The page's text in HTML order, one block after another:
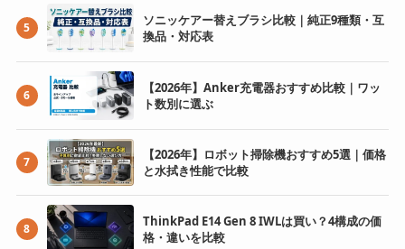
5
ソニッケアー替えブラシ比較｜純正9種類・互
換品・対応表
6
【2026年】Anker充電器おすすめ比較｜ワッ
ト数別に選ぶ
7
【2026年】ロボット掃除機おすすめ5選｜価格
と水拭き性能で比較
8
ThinkPad E14 Gen 8 IWLは買い？4構成の価
格・違いを比較